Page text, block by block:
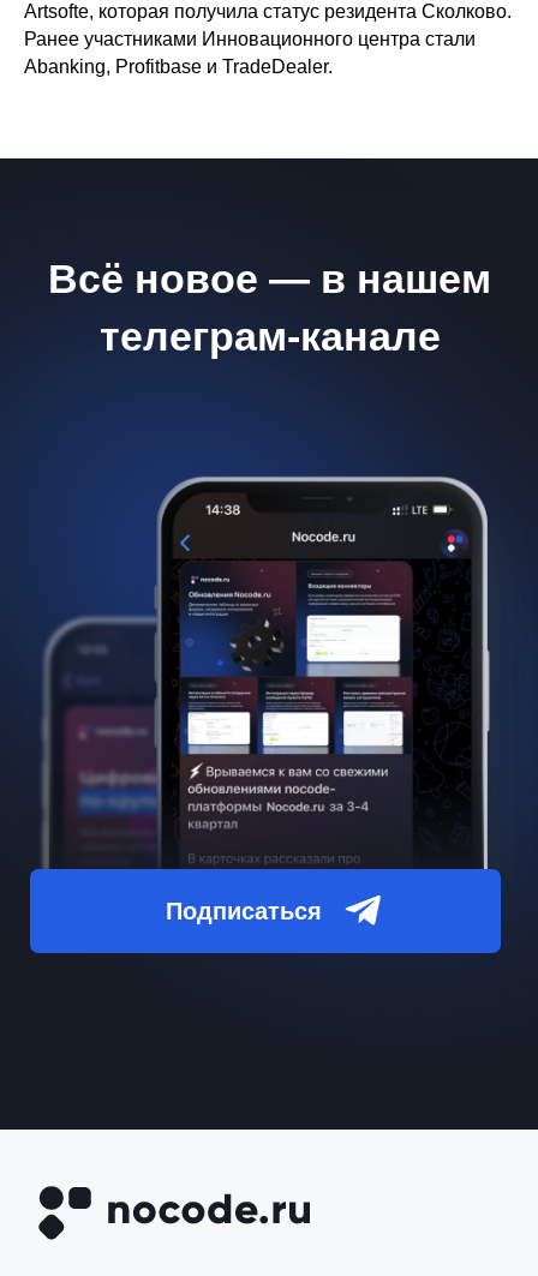
Artsofte, которая получила статус резидента Сколково.
Ранее участниками Инновационного центра стали
Abanking, Profitbase и TradeDealer.
© 2025 ООО «Ноукодинг» — IT Компания
Политика обработки персональных данных
Интеллектуальная собственность
Безопасность системы Nocode.ru
Для регулирующих органов